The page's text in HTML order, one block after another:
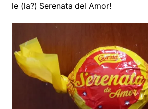
le (la?) Serenata del Amor!